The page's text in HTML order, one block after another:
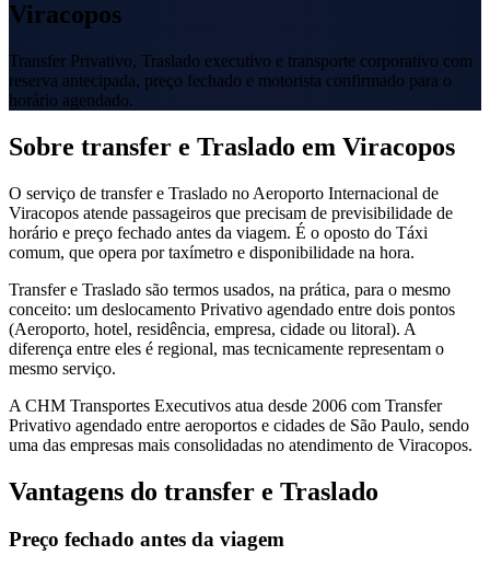
Viracopos
Transfer Privativo, Traslado executivo e transporte corporativo com
reserva antecipada, preço fechado e motorista confirmado para o
horário agendado.
Sobre transfer e Traslado em Viracopos
O serviço de transfer e Traslado no Aeroporto Internacional de
Viracopos atende passageiros que precisam de previsibilidade de
horário e preço fechado antes da viagem. É o oposto do Táxi
comum, que opera por taxímetro e disponibilidade na hora.
Transfer e Traslado são termos usados, na prática, para o mesmo
conceito: um deslocamento Privativo agendado entre dois pontos
(Aeroporto, hotel, residência, empresa, cidade ou litoral). A
diferença entre eles é regional, mas tecnicamente representam o
mesmo serviço.
A CHM Transportes Executivos atua desde 2006 com Transfer
Privativo agendado entre aeroportos e cidades de São Paulo, sendo
uma das empresas mais consolidadas no atendimento de Viracopos.
Vantagens do transfer e Traslado
Preço fechado antes da viagem